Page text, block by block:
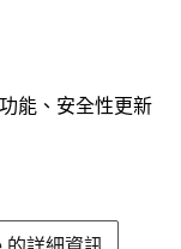
能、安全性更新